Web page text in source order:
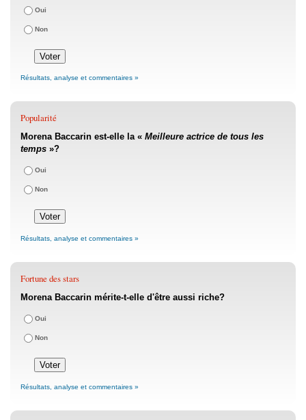
Oui
Non
Résultats, analyse et commentaires »
Popularité
Morena Baccarin est-elle la « Meilleure actrice de tous les
temps »?
Oui
Non
Résultats, analyse et commentaires »
Fortune des stars
Morena Baccarin mérite-t-elle d'être aussi riche?
Oui
Non
Résultats, analyse et commentaires »